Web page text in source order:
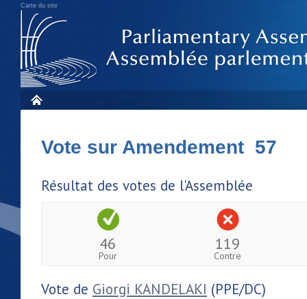
Carte du site
Vote sur Amendement 57
Résultat des votes de l'Assemblée
46
Pour
119
Contre
Vote de Giorgi KANDELAKI (PPE/DC)